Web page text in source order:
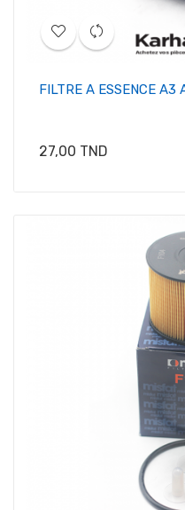
FILTRE A ESSENCE A3
Prix
27,00 TND